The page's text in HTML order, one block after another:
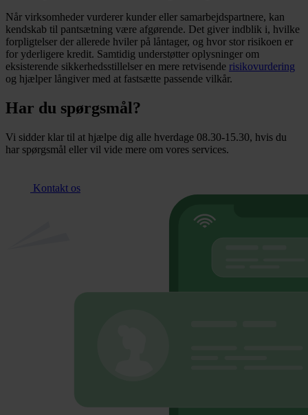
Når virksomheder vurderer kunder eller samarbejdspartnere, kan
kendskab til pantsætning være afgørende. Det giver indblik i, hvilke
forpligtelser der allerede hviler på låntager, og hvor stor risikoen er
for yderligere kredit. Samtidig understøtter oplysninger om
eksisterende sikkerhedsstillelser en mere retvisende risikovurdering
og hjælper långiver med at fastsætte passende vilkår.
Har du spørgsmål?
Vi sidder klar til at hjælpe dig alle hverdage 08.30-15.30, hvis du
har spørgsmål eller vil vide mere om vores services.
Kontakt os